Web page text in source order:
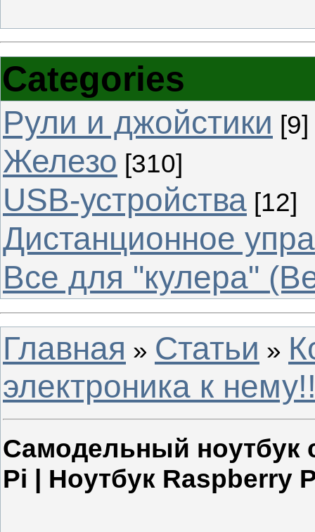
Categories
Рули и джойстики [9]
Железо [310]
USB-устройства [12]
Дистанционное
Все для "кулера"
Главная » Статьи »
электроника к
Самодельный ноутбук
Pi | Ноутбук Raspberry